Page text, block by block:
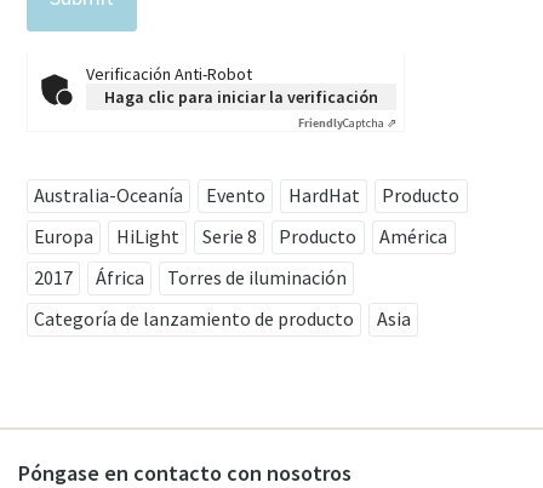
Verificación Anti-Robot
Haga clic para iniciar la verificación
FriendlyCaptcha ⇗
Australia-Oceanía Evento HardHat
Producto
Europa
HiLight Serie 8 Producto
América
2017
África
Torres de iluminación
Categoría de lanzamiento de producto
Asia
Póngase en contacto con nosotros